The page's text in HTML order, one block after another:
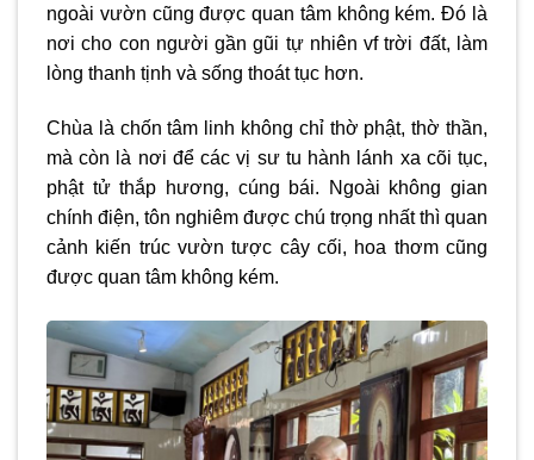
ngoài vườn cũng được quan tâm không kém. Đó là
nơi cho con người gần gũi tự nhiên vf trời đất, làm
lòng thanh tịnh và sống thoát tục hơn.
Chùa là chốn tâm linh không chỉ thờ phật, thờ thần,
mà còn là nơi để các vị sư tu hành lánh xa cõi tục,
phật tử thắp hương, cúng bái. Ngoài không gian
chính điện, tôn nghiêm được chú trọng nhất thì quan
cảnh kiến trúc vườn tược cây cối, hoa thơm cũng
được quan tâm không kém.